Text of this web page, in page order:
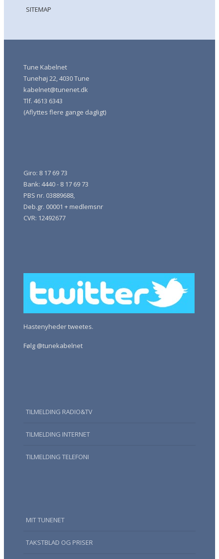
SITEMAP
Tune Kabelnet
Tunehøj 22, 4030 Tune
kabelnet@tunenet.dk
Tlf. 4613 6343
(Aflyttes flere gange dagligt)
Giro: 8 17 69 73
Bank: 4440 - 8 17 69 73
PBS nr. 03889688,
Deb.gr. 00001 + medlemsnr
CVR: 12492677
Hastenyheder tweetes.
Følg @tunekabelnet
TILMELDING RADIO&TV
TILMELDING INTERNET
TILMELDING TELEFONI
MIT TUNENET
TAKSTBLAD OG PRISER